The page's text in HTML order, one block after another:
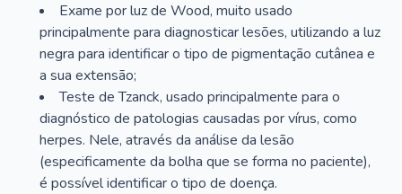
Exame por luz de Wood, muito usado
principalmente para diagnosticar lesões, utilizando a luz
negra para identificar o tipo de pigmentação cutânea e
a sua extensão;
Teste de Tzanck, usado principalmente para o
diagnóstico de patologias causadas por vírus, como
herpes. Nele, através da análise da lesão
(especificamente da bolha que se forma no paciente),
é possível identificar o tipo de doença.